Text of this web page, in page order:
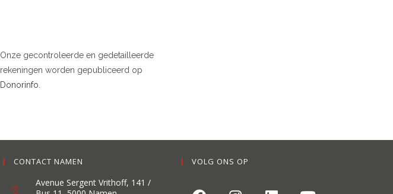
Onze gecontroleerde en gedetailleerde
rekeningen worden gepubliceerd op
Donorinfo
CONTACT NAMEN
Avenue Sergent Vrithoff, 141 /
VOLG ONS OP